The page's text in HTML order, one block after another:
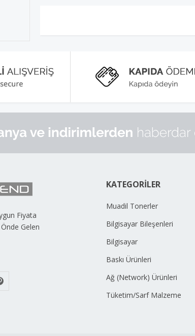
Fiyata
Gelen
KATEGORİLER
Muadil Tonerler
Bilgisayar Bileşenleri
Bilgisayar
Baskı Ürünleri
Ağ (Network) Ürünleri
Tüketim/Sarf Malzeme